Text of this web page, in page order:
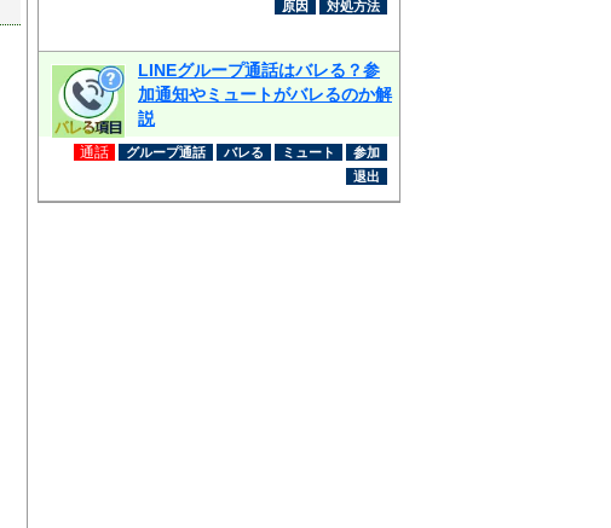
原因
対処方法
LINEグループ通話はバレる？参
加通知やミュートがバレるのか解
説
通話 グループ通話 バレる ミュート
参加
退出